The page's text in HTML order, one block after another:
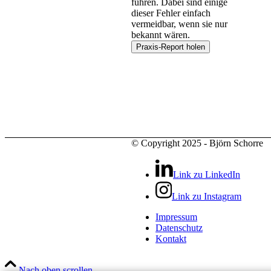
führen. Dabei sind einige
dieser Fehler einfach
vermeidbar, wenn sie nur
bekannt wären.
© Copyright 2025 - Björn Schorre
Link zu LinkedIn
Link zu Instagram
Impressum
Datenschutz
Kontakt